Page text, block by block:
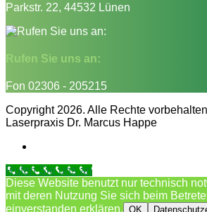
Parkstr. 22, 44532 Lünen
Rufen Sie uns an:
Fon 02306 - 205215
Copyright 2026. Alle Rechte
Laserpraxis Dr. Marcus Happe
Rufen Sie uns an
Diese Website benutzt nur technisch
mit deren Nutzung Sie sich beim
einverstanden erklären. OK